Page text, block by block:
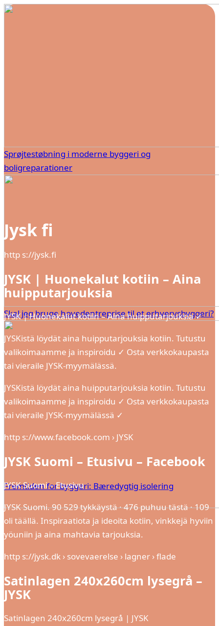
Sprøjtestøbning i moderne byggeri og
boligreparationer
Skal jeg bruge hovedentreprise til et erhvervsbyggeri?
Fremtiden for byggeri: Bæredygtig isolering
Jysk fi
http s://jysk.fi
JYSK | Huonekalut kotiin – Aina
huipputarjouksia
JYSK | Huonekalut kotiin – Aina huipputarjouksia ✓
JYSKistä löydät aina huipputarjouksia kotiin. Tutustu
valikoimaamme ja inspiroidu ✓ Osta verkkokaupasta
tai vieraile JYSK-myymälässä.
JYSKistä löydät aina huipputarjouksia kotiin. Tutustu
valikoimaamme ja inspiroidu ✓ Osta verkkokaupasta
tai vieraile JYSK-myymälässä ✓
http s://www.facebook.com › JYSK
JYSK Suomi – Etusivu – Facebook
JYSK Suomi – Etusivu
JYSK Suomi. 90 529 tykkäystä · 476 puhuu tästä · 109
oli täällä. Inspiraatiota ja ideoita kotiin, vinkkejä hyviin
yöuniin ja aina mahtavia tarjouksia.
http s://jysk.dk › sovevaerelse › lagner › flade
Satinlagen 240x260cm lysegrå –
JYSK
Satinlagen 240x260cm lysegrå | JYSK